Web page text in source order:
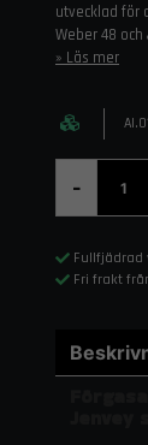
utvecklad för
Weber 48
Läs mer
-
Fullfjädrad
Fri frakt